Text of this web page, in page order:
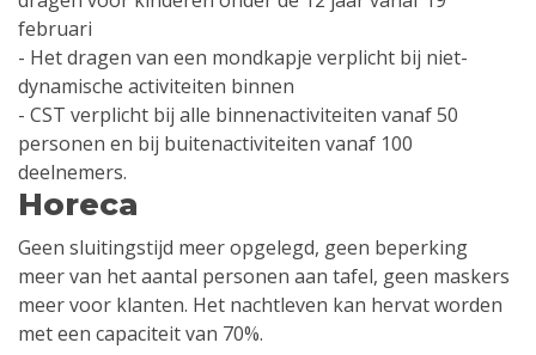
februari
- Het dragen van een mondkapje verplicht bij niet-
dynamische activiteiten binnen
- CST verplicht bij alle binnenactiviteiten vanaf 50
personen en bij buitenactiviteiten vanaf 100
deelnemers.
Horeca
Geen sluitingstijd meer opgelegd, geen beperking
meer van het aantal personen aan tafel, geen maskers
meer voor klanten. Het nachtleven kan hervat worden
met een capaciteit van 70%.